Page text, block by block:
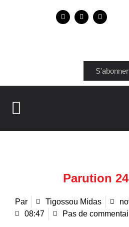
S'abonner
Parution
Par Tigossou Midas
08:47
Pas de